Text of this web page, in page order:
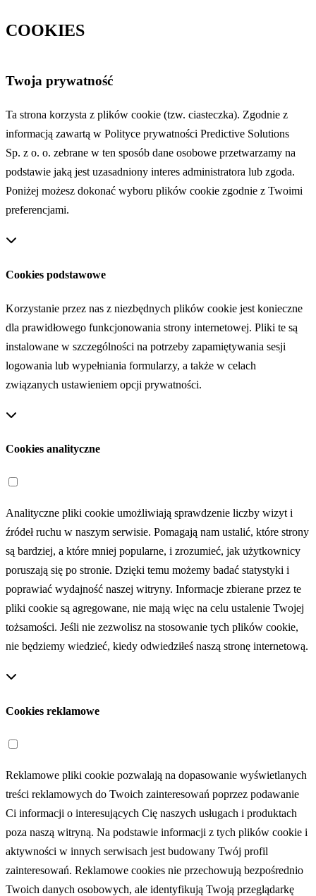
COOKIES
Twoja prywatność
Ta strona korzysta z plików cookie (tzw. ciasteczka). Zgodnie z
informacją zawartą w Polityce prywatności Predictive Solutions
Sp. z o. o. zebrane w ten sposób dane osobowe przetwarzamy na
podstawie jaką jest uzasadniony interes administratora lub zgoda.
Poniżej możesz dokonać wyboru plików cookie zgodnie z Twoimi
preferencjami.
Cookies podstawowe
Korzystanie przez nas z niezbędnych plików cookie jest konieczne
dla prawidłowego funkcjonowania strony internetowej. Pliki te są
instalowane w szczególności na potrzeby zapamiętywania sesji
logowania lub wypełniania formularzy, a także w celach
związanych ustawieniem opcji prywatności.
Cookies analityczne
Analityczne pliki cookie umożliwiają sprawdzenie liczby wizyt i
źródeł ruchu w naszym serwisie. Pomagają nam ustalić, które strony
są bardziej, a które mniej popularne, i zrozumieć, jak użytkownicy
poruszają się po stronie. Dzięki temu możemy badać statystyki i
poprawiać wydajność naszej witryny. Informacje zbierane przez te
pliki cookie są agregowane, nie mają więc na celu ustalenie Twojej
tożsamości. Jeśli nie zezwolisz na stosowanie tych plików cookie,
nie będziemy wiedzieć, kiedy odwiedziłeś naszą stronę internetową.
Cookies reklamowe
Reklamowe pliki cookie pozwalają na dopasowanie wyświetlanych
treści reklamowych do Twoich zainteresowań poprzez podawanie
Ci informacji o interesujących Cię naszych usługach i produktach
poza naszą witryną. Na podstawie informacji z tych plików cookie i
aktywności w innych serwisach jest budowany Twój profil
zainteresowań. Reklamowe cookies nie przechowują bezpośrednio
Twoich danych osobowych, ale identyfikują Twoją przeglądarkę